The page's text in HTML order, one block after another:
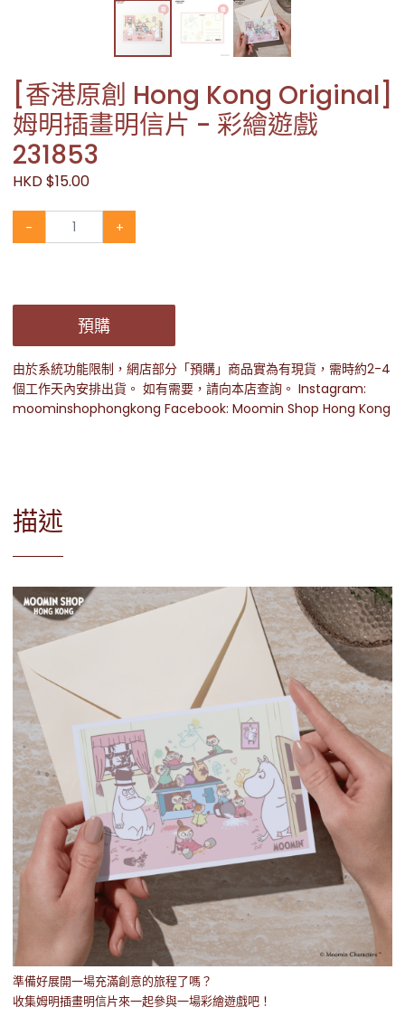
[香港原創 Hong Kong Original]
姆明插畫明信片 - 彩繪遊戲
231853
HKD $15.00
- +
預購
由於系統功能限制，網店部分「預購」商品實為有現貨，需時約2-4
個工作天內安排出貨。 如有需要，請向本店查詢。 Instagram:
moominshophongkong Facebook: Moomin Shop Hong Kong
描述
準備好展開一場充滿創意的旅程了嗎？
收集姆明插畫明信片來一起參與一場彩繪遊戲吧！